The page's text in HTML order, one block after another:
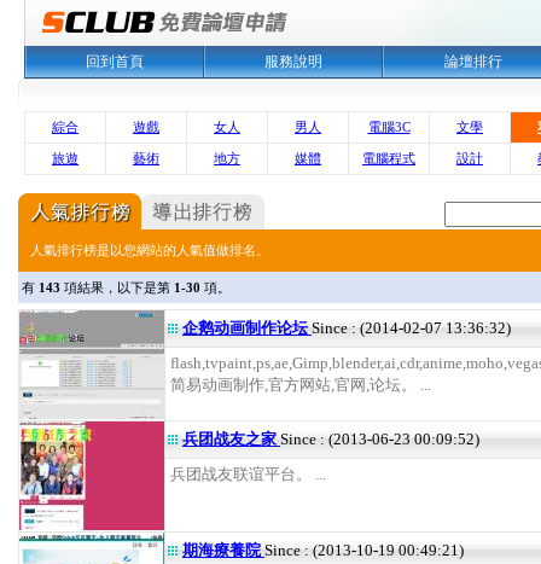
回到首頁 服務說明 論壇排行
綜合 遊戲 女人 男人 電腦3C 文學
旅遊 藝術 地方 媒體 電腦程式 設計
人氣排行榜是以您網站的人氣值做排名。
有 143 項結果，以下是第 1-30 項。
企鹅动画制作论坛Since : (2014-02-07 13:36:32)
简易动画制作,官方网站,官网,论坛。 ...
兵团战友之家Since : (2013-06-23 00:09:52)
兵团战友联谊平台。 ...
期海療養院Since : (2013-10-19 00:49:21)